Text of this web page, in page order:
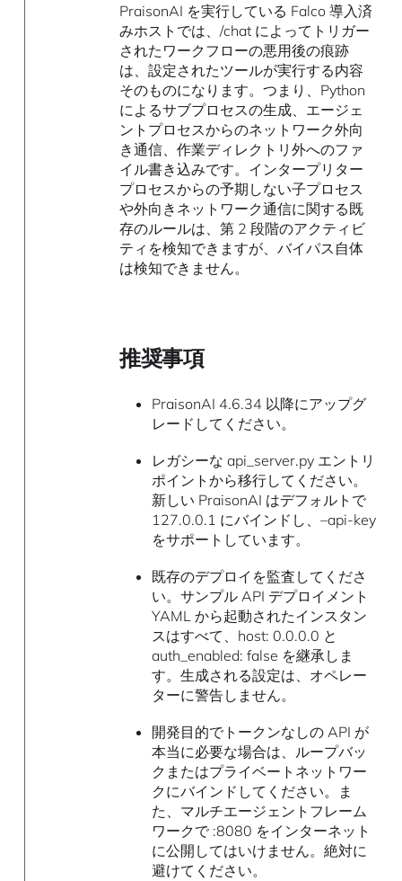
PraisonAI を実行している Falco 導入済
みホストでは、/chat によってトリガー
されたワークフローの悪用後の痕跡
は、設定されたツールが実行する内容
そのものになります。つまり、Python
によるサブプロセスの生成、エージェ
ントプロセスからのネットワーク外向
き通信、作業ディレクトリ外へのファ
イル書き込みです。インタープリター
プロセスからの予期しない子プロセス
や外向きネットワーク通信に関する既
存のルールは、第 2 段階のアクティビ
ティを検知できますが、バイパス自体
は検知できません。
推奨事項
PraisonAI 4.6.34 以降にアップグ
レードしてください。
レガシーな api_server.py エントリ
ポイントから移行してください。
新しい PraisonAI はデフォルトで
127.0.0.1 にバインドし、–api-key
をサポートしています。
既存のデプロイを監査してくださ
い。サンプル API デプロイメント
YAML から起動されたインスタン
スはすべて、host: 0.0.0.0 と
auth_enabled: false を継承しま
す。生成される設定は、オペレー
ターに警告しません。
開発目的でトークンなしの API が
本当に必要な場合は、ループバッ
クまたはプライベートネットワー
クにバインドしてください。ま
た、マルチエージェントフレーム
ワークで :8080 をインターネット
に公開してはいけません。絶対に
避けてください。